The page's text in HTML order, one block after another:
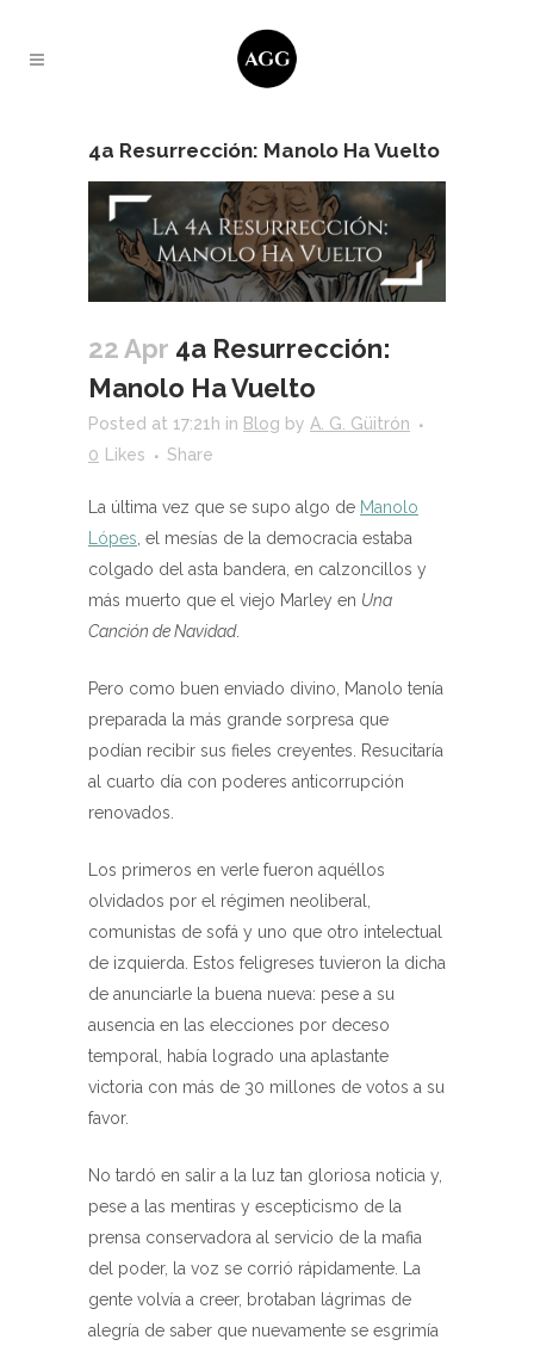
4a Resurrección: Manolo Ha Vuelto
22 Apr 4a Resurrección:
Manolo Ha Vuelto
Posted at 17:21h in Blog by A. G. Güitrón
0
Likes Share
La última vez que se supo algo de Manolo
Lópes , el mesías de la democracia estaba
colgado del asta bandera, en calzoncillos y
más muerto que el viejo Marley en Una
Canción de Navidad.
Pero como buen enviado divino, Manolo tenía
preparada la más grande sorpresa que
podían recibir sus fieles creyentes. Resucitaría
al cuarto día con poderes anticorrupción
renovados.
Los primeros en verle fueron aquéllos
olvidados por el régimen neoliberal,
comunistas de sofá y uno que otro intelectual
de izquierda. Estos feligreses tuvieron la dicha
de anunciarle la buena nueva: pese a su
ausencia en las elecciones por deceso
temporal, había logrado una aplastante
victoria con más de 30 millones de votos a su
favor.
No tardó en salir a la luz tan gloriosa noticia y,
pese a las mentiras y escepticismo de la
prensa conservadora al servicio de la mafia
del poder, la voz se corrió rápidamente. La
gente volvía a creer, brotaban lágrimas de
alegría de saber que nuevamente se esgrimía